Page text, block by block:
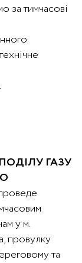
за тимчасові
ГАЗУ
у м.
провулку
та